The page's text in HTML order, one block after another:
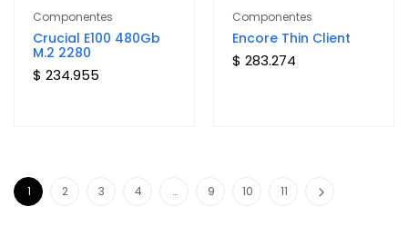
Componentes
Crucial E100 480Gb
M.2 2280
$ 234.955
Componentes
Encore Thin Client
$ 283.274
1 2 3 4 … 9 10 11